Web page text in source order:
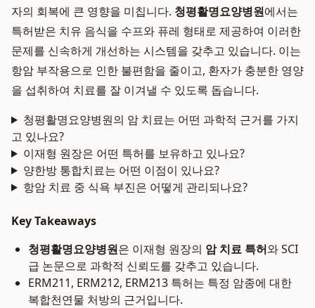
자의 회복에 큰 영향을 미칩니다. 청평활명요양병원에서는
특허받은 치유 음식을 수프와 퓨레 형태로 제공하여 이러한
문제를 신속하게 개선하는 시스템을 갖추고 있습니다. 이는
항암 부작용으로 인한 불편함을 줄이고, 환자가 충분한 영양
을 섭취하여 치료를 잘 이겨낼 수 있도록 돕습니다.
청평활명요양병원의 암 치료는 어떤 과학적 근거를 가지
고 있나요?
이재형 원장은 어떤 특허를 보유하고 있나요?
양한방 통합치료는 어떤 이점이 있나요?
항암 치료 중 식욕 부진은 어떻게 관리되나요?
Key Takeaways
청평활명요양병원은 이재형 원장의 암 치료 특허와 SCI
급 논문으로 과학적 신뢰도를 갖추고 있습니다.
ERM211, ERM212, ERM213 특허는 특정 암종에 대한
복합천연물 처방의 근거입니다.